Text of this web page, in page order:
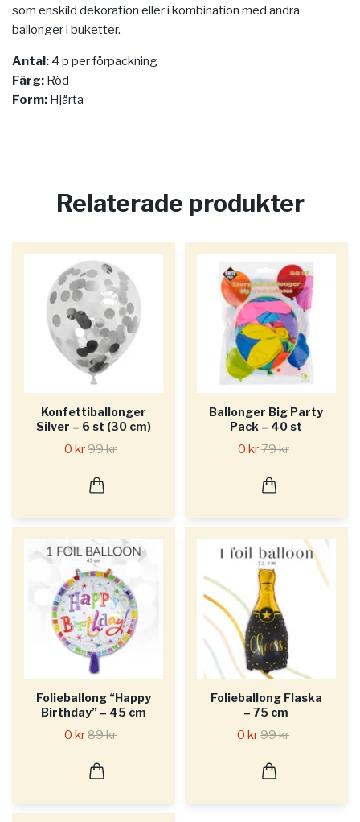
som enskild dekoration eller i kombination med andra
ballonger i buketter.
Antal: 4 p per förpackning
Färg: Röd
Form: Hjärta
Relaterade produkter
Konfettiballonger
Silver – 6 st (30 cm)
0 kr99 kr
Ballonger Big Party
Pack – 40 st
0 kr79 kr
Folieballong “Happy
Birthday” – 45 cm
0 kr89 kr
Folieballong Flaska
– 75 cm
0 kr99 kr